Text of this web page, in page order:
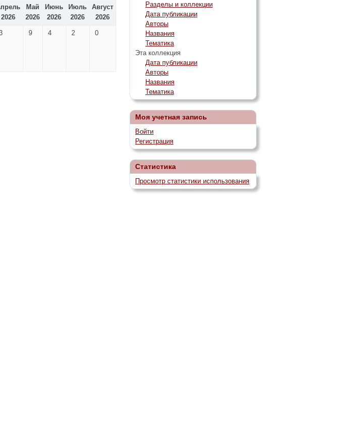
2026
Май
2026
Июнь
2026
Июль
2026
Август
2026
9 4 2 0
Разделы и коллекции
Дата публикации
Авторы
Названия
Тематика
Эта коллекция
Дата публикации
Авторы
Названия
Тематика
Моя учетная запись
Войти
Регистрация
Статистика
Просмотр статистики использования